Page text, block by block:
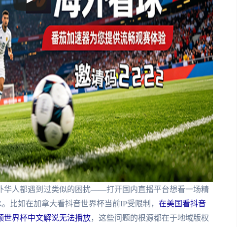
华人都遇到过类似的困扰——打开国内直播平台想看一场精
比如在加拿大看抖音世界杯当前IP受限制， 在美国看抖音
世界杯中文解说无法播放，这些问题的根源都在于地域版权